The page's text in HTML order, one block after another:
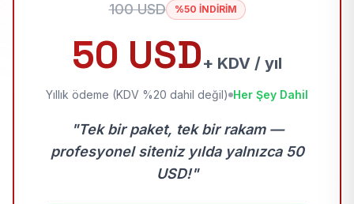
100 USD %50 İNDİRİM
50 USD+ KDV / yıl
Yıllık ödeme (KDV %20 dahil değil) Her Şey Dahil
"Tek bir paket, tek bir rakam —
profesyonel siteniz yılda yalnızca 50
USD!"